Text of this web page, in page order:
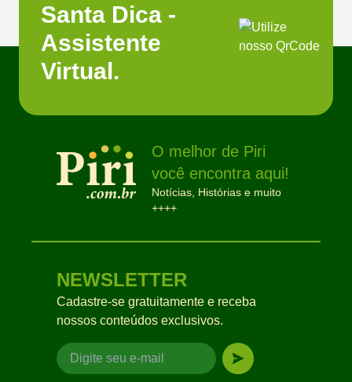
Santa Dica -
Assistente
Virtual.
O melhor de Piri
você encontra aqui!
Notícias, Histórias e muito
++++
NEWSLETTER
Cadastre-se gratuitamente e receba
nossos conteúdos exclusivos.